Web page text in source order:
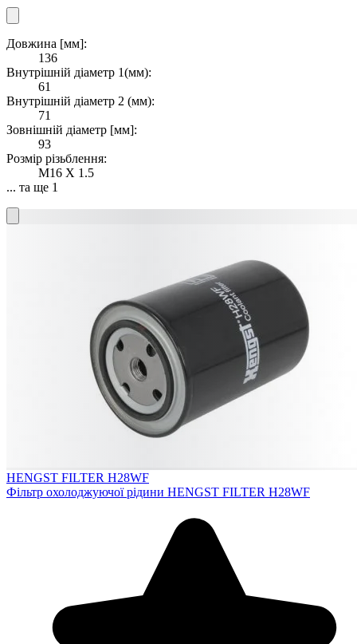
Довжина [мм]:
136
Внутрішній діаметр 1(мм):
61
Внутрішній діаметр 2 (мм):
71
Зовнішній діаметр [мм]:
93
Розмір різьблення:
M16 X 1.5
... та ще 1
HENGST FILTER H28WF
Фільтр охолоджуючої рідини HENGST FILTER H28WF